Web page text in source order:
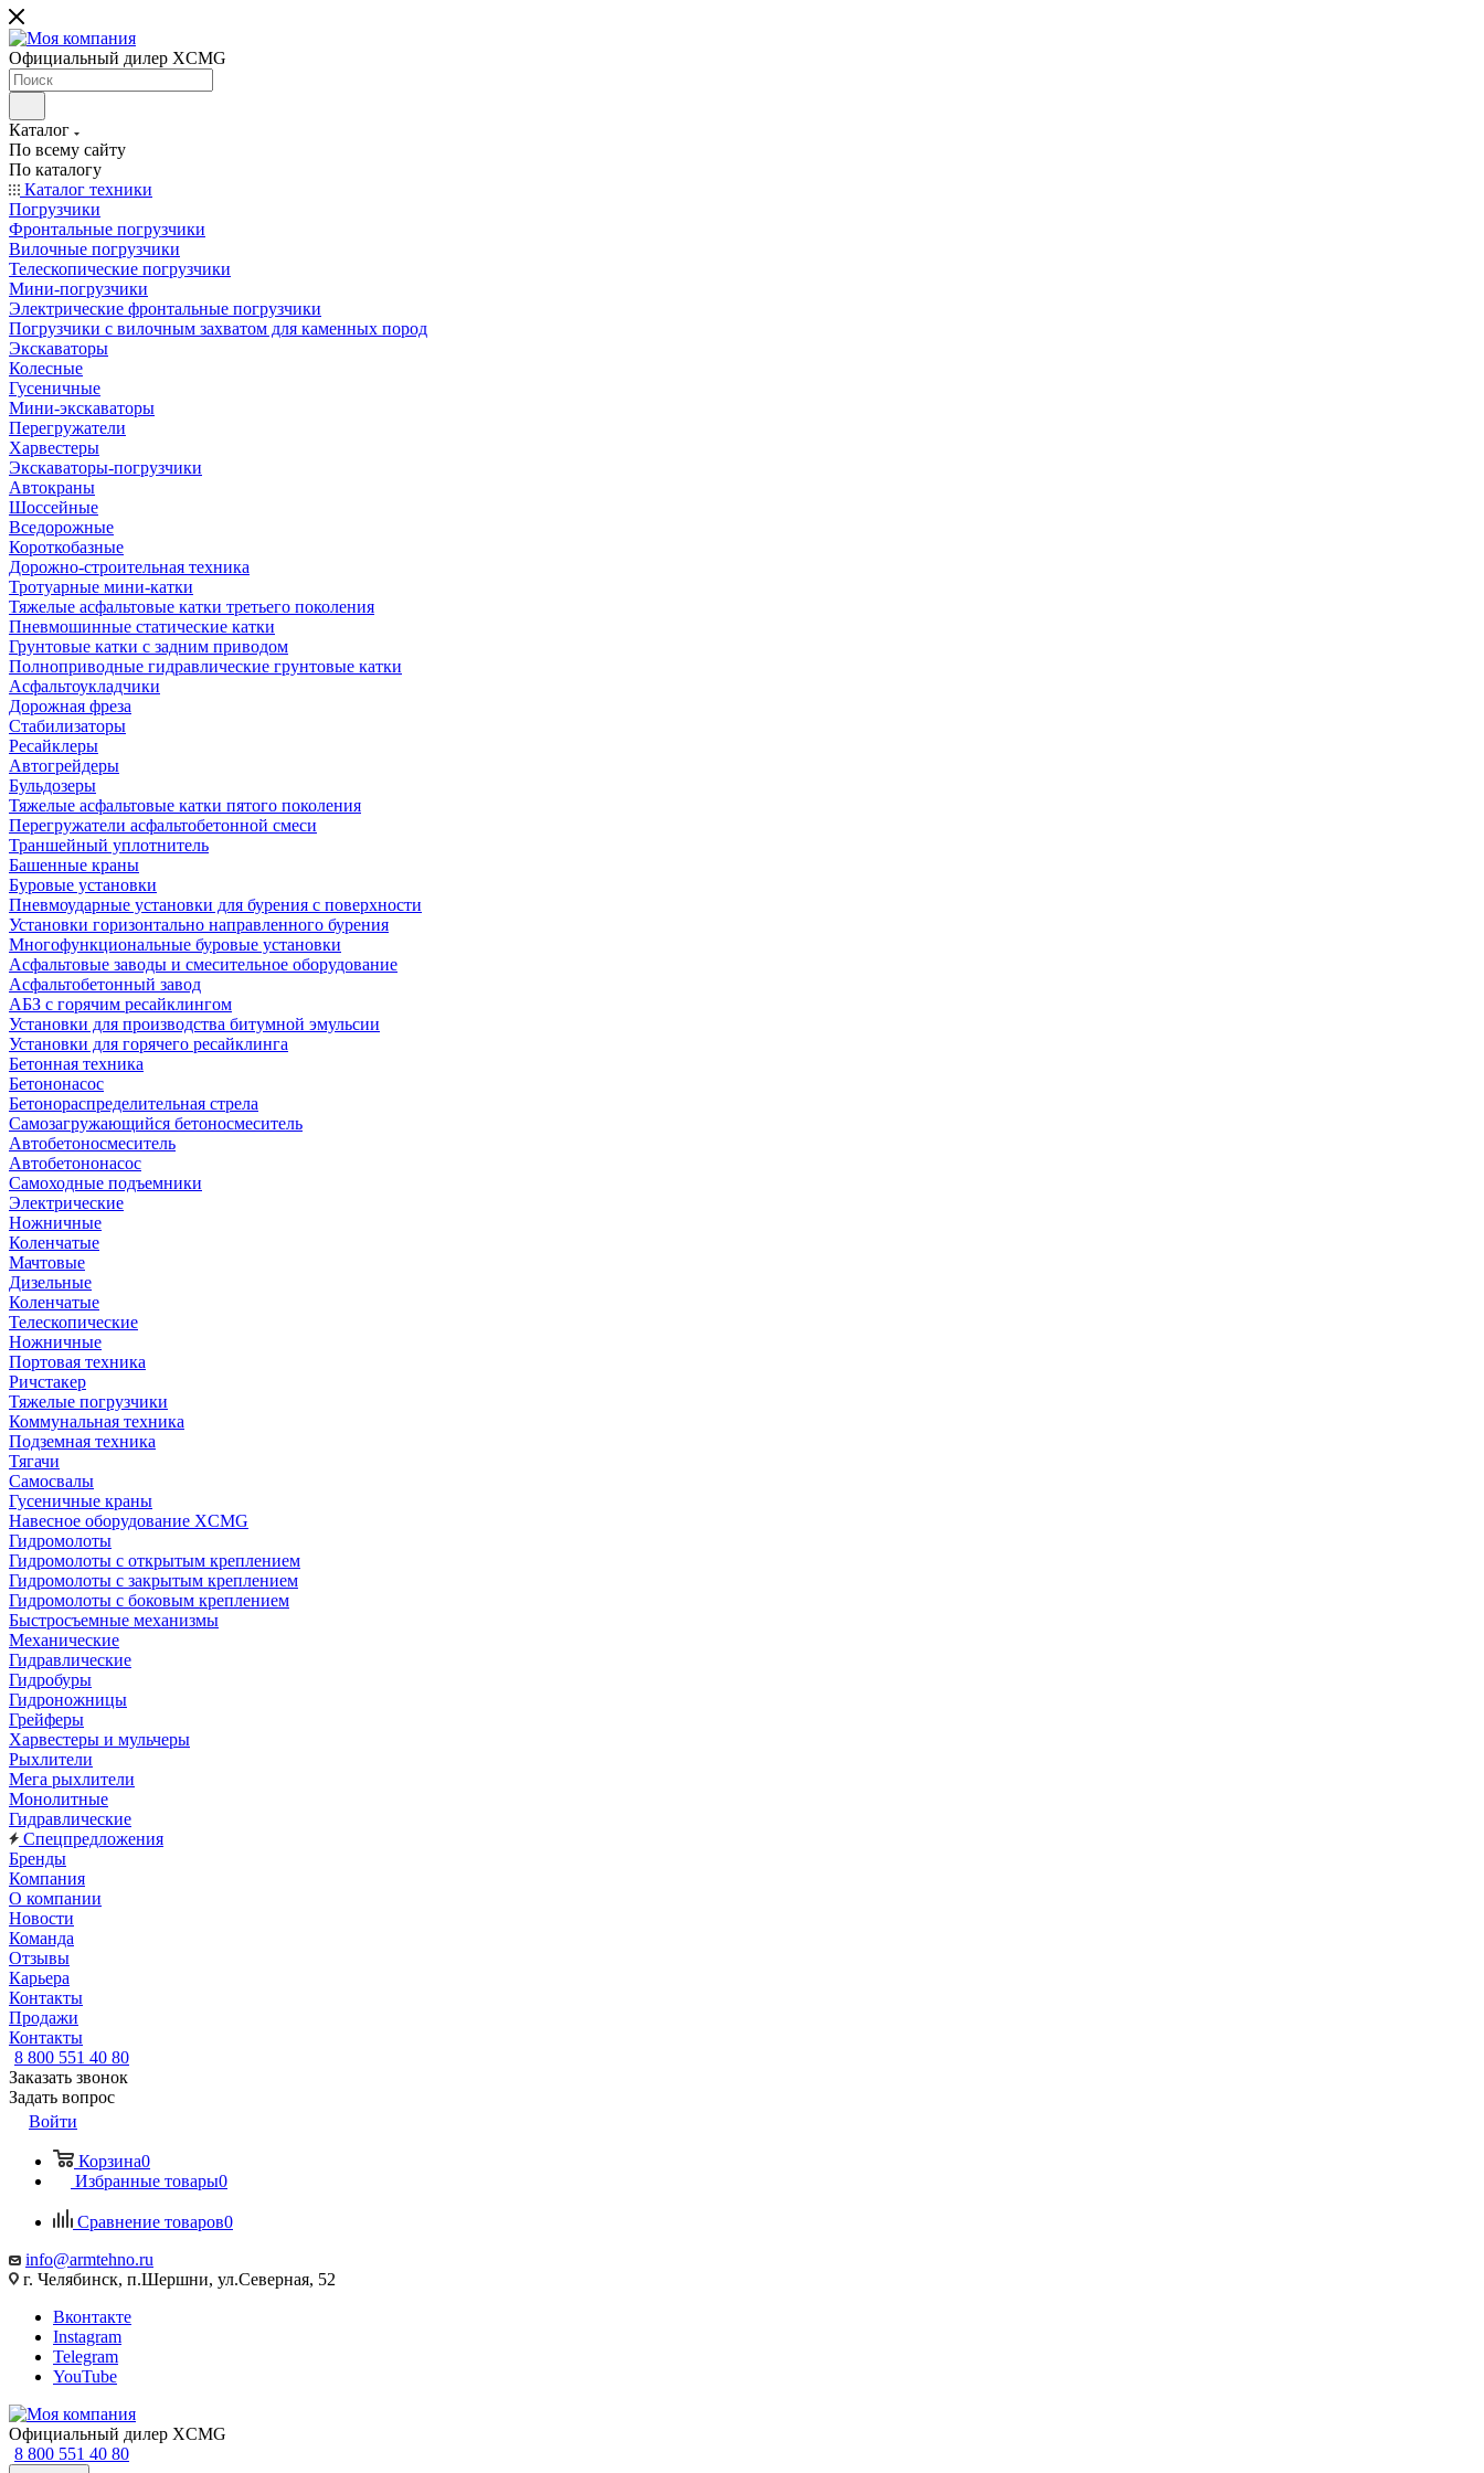
Официальный дилер XCMG
Каталог
По всему сайту
По каталогу
Каталог техники
Погрузчики
Фронтальные погрузчики
Вилочные погрузчики
Телескопические погрузчики
Мини-погрузчики
Электрические фронтальные погрузчики
Погрузчики с вилочным захватом для каменных пород
Экскаваторы
Колесные
Гусеничные
Мини-экскаваторы
Перегружатели
Харвестеры
Экскаваторы-погрузчики
Автокраны
Шоссейные
Вседорожные
Короткобазные
Дорожно-строительная техника
Тротуарные мини-катки
Тяжелые асфальтовые катки третьего поколения
Пневмошинные статические катки
Грунтовые катки с задним приводом
Полноприводные гидравлические грунтовые катки
Асфальтоукладчики
Дорожная фреза
Стабилизаторы
Ресайклеры
Автогрейдеры
Бульдозеры
Тяжелые асфальтовые катки пятого поколения
Перегружатели асфальтобетонной смеси
Траншейный уплотнитель
Башенные краны
Буровые установки
Пневмоударные установки для бурения с поверхности
Установки горизонтально направленного бурения
Многофункциональные буровые установки
Асфальтовые заводы и смесительное оборудование
Асфальтобетонный завод
АБЗ с горячим ресайклингом
Установки для производства битумной эмульсии
Установки для горячего ресайклинга
Бетонная техника
Бетононасос
Бетонораспределительная стрела
Самозагружающийся бетоносмеситель
Автобетоносмеситель
Автобетононасос
Самоходные подъемники
Электрические
Ножничные
Коленчатые
Мачтовые
Дизельные
Коленчатые
Телескопические
Ножничные
Портовая техника
Ричстакер
Тяжелые погрузчики
Коммунальная техника
Подземная техника
Тягачи
Самосвалы
Гусеничные краны
Навесное оборудование XCMG
Гидромолоты
Гидромолоты с открытым креплением
Гидромолоты с закрытым креплением
Гидромолоты с боковым креплением
Быстросъемные механизмы
Механические
Гидравлические
Гидробуры
Гидроножницы
Грейферы
Харвестеры и мульчеры
Рыхлители
Мега рыхлители
Монолитные
Гидравлические
Спецпредложения
Бренды
Компания
О компании
Новости
Команда
Отзывы
Карьера
Контакты
Продажи
Контакты
8 800 551 40 80
Заказать звонок
Задать вопрос
Войти
Корзина0
Избранные товары0
Сравнение товаров0
info@armtehno.ru
г. Челябинск, п.Шершни, ул.Северная, 52
Вконтакте
Instagram
Telegram
YouTube
Официальный дилер XCMG
8 800 551 40 80